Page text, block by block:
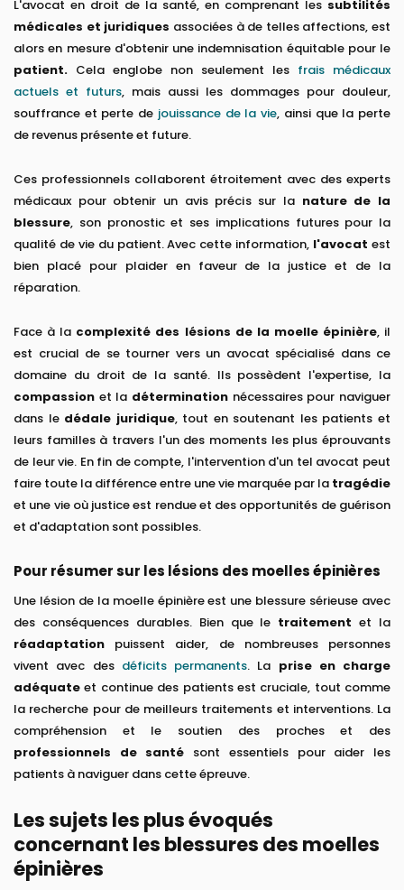
L'avocat en droit de la santé, en comprenant les subtilités
médicales et juridiques associées à de telles affections, est
alors en mesure d'obtenir une indemnisation équitable pour le
patient. Cela englobe non seulement les frais médicaux
actuels et futurs, mais aussi les dommages pour douleur,
souffrance et perte de jouissance de la vie, ainsi que la perte
de revenus présente et future.
Ces professionnels collaborent étroitement avec des experts
médicaux pour obtenir un avis précis sur la nature de la
blessure, son pronostic et ses implications futures pour la
qualité de vie du patient. Avec cette information, l'avocat est
bien placé pour plaider en faveur de la justice et de la
réparation.
Face à la complexité des lésions de la moelle épinière, il
est crucial de se tourner vers un avocat spécialisé dans ce
domaine du droit de la santé. Ils possèdent l'expertise, la
compassion et la détermination nécessaires pour naviguer
dans le dédale juridique, tout en soutenant les patients et
leurs familles à travers l'un des moments les plus éprouvants
de leur vie. En fin de compte, l'intervention d'un tel avocat peut
faire toute la différence entre une vie marquée par la tragédie
et une vie où justice est rendue et des opportunités de guérison
et d'adaptation sont possibles.
Pour résumer sur les lésions des moelles épinières
Une lésion de la moelle épinière est une blessure sérieuse avec
des conséquences durables. Bien que le traitement et la
réadaptation puissent aider, de nombreuses personnes
vivent avec des déficits permanents. La prise en charge
adéquate et continue des patients est cruciale, tout comme
la recherche pour de meilleurs traitements et interventions. La
compréhension et le soutien des proches et des
professionnels de santé sont essentiels pour aider les
patients à naviguer dans cette épreuve.
Les sujets les plus évoqués
concernant les blessures des moelles
épinières